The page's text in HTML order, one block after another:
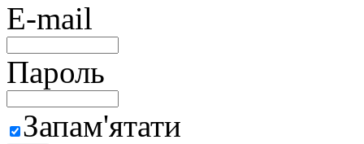
E-mail
Пароль
Запам'ятати